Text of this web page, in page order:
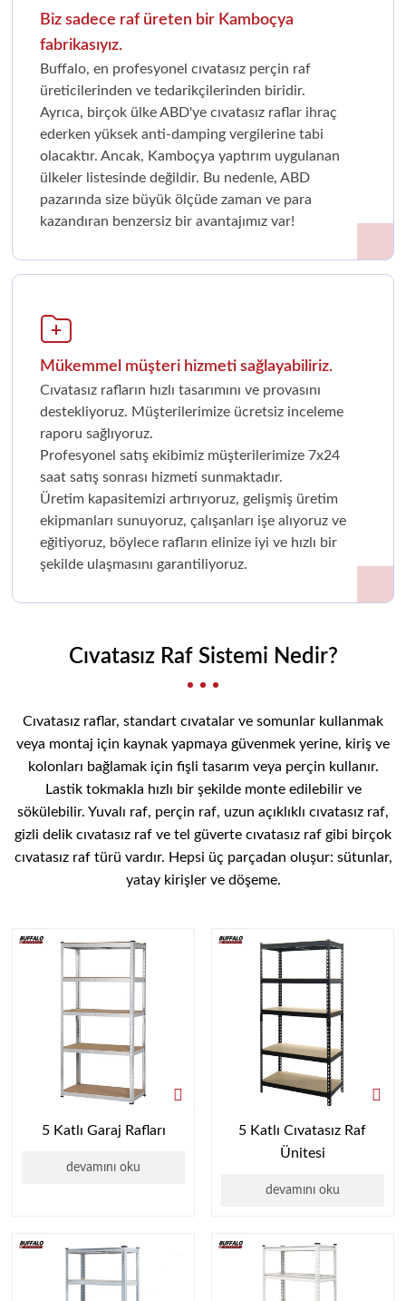
Biz sadece raf üreten bir Kamboçya
fabrikasıyız.
Buffalo, en profesyonel cıvatasız perçin raf
üreticilerinden ve tedarikçilerinden biridir.
Ayrıca, birçok ülke ABD'ye cıvatasız raflar ihraç
ederken yüksek anti-damping vergilerine tabi
olacaktır. Ancak, Kamboçya yaptırım uygulanan
ülkeler listesinde değildir. Bu nedenle, ABD
pazarında size büyük ölçüde zaman ve para
kazandıran benzersiz bir avantajımız var!
Mükemmel müşteri hizmeti sağlayabiliriz.
Cıvatasız rafların hızlı tasarımını ve provasını
destekliyoruz. Müşterilerimize ücretsiz inceleme
raporu sağlıyoruz.
Profesyonel satış ekibimiz müşterilerimize 7x24
saat satış sonrası hizmeti sunmaktadır.
Üretim kapasitemizi artırıyoruz, gelişmiş üretim
ekipmanları sunuyoruz, çalışanları işe alıyoruz ve
eğitiyoruz, böylece rafların elinize iyi ve hızlı bir
şekilde ulaşmasını garantiliyoruz.
Cıvatasız Raf Sistemi Nedir?
Cıvatasız raflar, standart cıvatalar ve somunlar kullanmak
veya montaj için kaynak yapmaya güvenmek yerine, kiriş ve
kolonları bağlamak için fişli tasarım veya perçin kullanır.
Lastik tokmakla hızlı bir şekilde monte edilebilir ve
sökülebilir. Yuvalı raf, perçin raf, uzun açıklıklı cıvatasız raf,
gizli delik cıvatasız raf ve tel güverte cıvatasız raf gibi birçok
cıvatasız raf türü vardır. Hepsi üç parçadan oluşur: sütunlar,
yatay kirişler ve döşeme.
5 Katlı Garaj Rafları
devamını oku
5 Katlı Cıvatasız Raf
Ünitesi
devamını oku